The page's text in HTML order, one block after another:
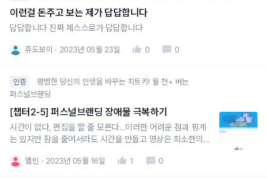
이런걸 돈주고 보는 제가 답답합니다
답답합니다 진짜 제스스로가 답답합니다
쥬도보이 2023년 05월 23일 0 0
인증
평범한 당신의 인생을 바꾸는 치트키! 월 천+ 버는
퍼스널브랜딩
[챕터2-5] 퍼스널브랜딩 장애물 극복하기
시간이 없다, 편집을 할 줄 모른다...이러한 어려운 점과 핑계
는 있지만 잠을 줄여서라도 시간을 만들고 영상은 최소한의
두들 화이팅입니다!
멜빈 2023년 05월 16일 1 0